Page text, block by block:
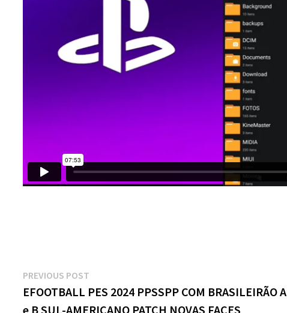
Navegação
de
PREVIOUS POST
post:
EFOOTBALL PES 2024 PPSSPP COM BRASILEIRÃO A
e B SUL-AMERICANO PATCH NOVAS FACES